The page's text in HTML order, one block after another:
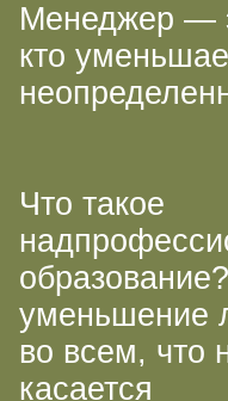
Менеджер —
кто
Что такое
уменьшение
во всем, что
касается